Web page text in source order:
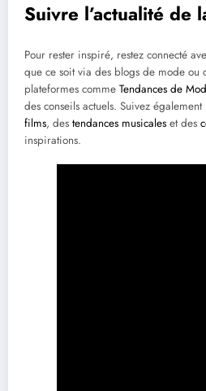
Suivre l’actualité de
Pour rester inspiré, restez connecté
que ce soit via des blogs de mode ou
plateformes comme Tendances de
des conseils actuels. Suivez
films, des tendances musicales et des
inspirations.